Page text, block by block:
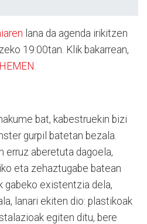
lana da agenda irikitzen
19:00tan. Klik bakarrean,
HEMEN
bat, kabestruekin bizi
gurpil batetan bezala.
aberetuta dagoela,
eta zehaztugabe batean
gabeko existentzia dela,
lanari ekiten dio: plastikoak
egiten ditu, bere